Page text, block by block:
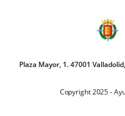
Plaza Mayor, 1. 47001
Copyright 2025 -